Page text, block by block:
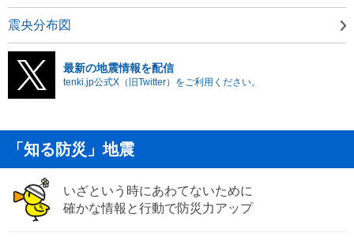
震央分布図
最新の地震情報を配信
tenki.jp公式X（旧Twitter）をご利用ください。
「知る防災」地震
いざという時にあわてないために
確かな情報と行動で防災力アップ